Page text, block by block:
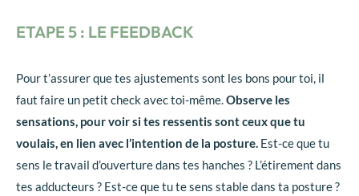
ETAPE 5 : LE FEEDBACK
Pour t’assurer que tes ajustements sont les bons pour toi, il
faut faire un petit check avec toi-même.Observe les
sensations, pour voir si tes ressentis sont ceux que tu
voulais, en lien avec l’intention de la posture. Est-ce que tu
sens le travail d’ouverture dans tes hanches ? L’étirement dans
tes adducteurs ? Est-ce que tu te sens stable dans ta posture ?